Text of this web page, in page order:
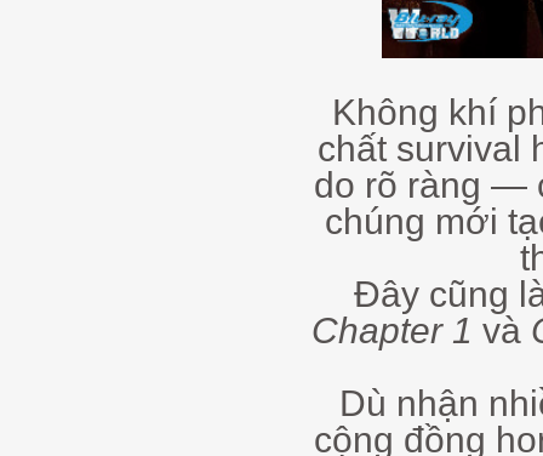
Không khí
chất survival
do rõ ràng —
chúng mới
Đây cũng
Chapter 1 và
Dù nhận
cộng đồng